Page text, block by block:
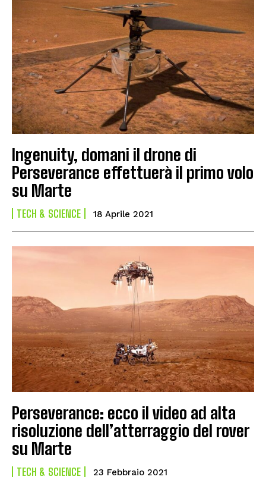
Ingenuity, domani il drone di
Perseverance effettuerà il primo volo
su Marte
TECH & SCIENCE 18 Aprile 2021
Perseverance: ecco il video ad alta
risoluzione dell’atterraggio del rover
su Marte
TECH & SCIENCE 23 Febbraio 2021